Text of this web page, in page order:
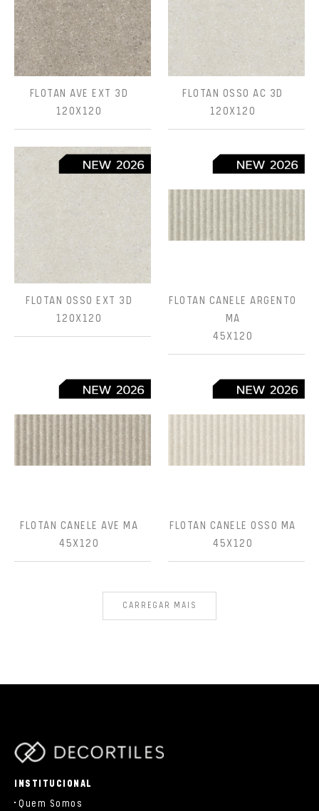
FLOTAN AVE EXT 3D
120X120
FLOTAN OSSO AC 3D
120X120
FLOTAN OSSO EXT 3D
120X120
FLOTAN CANELE ARGENTO
MA
45X120
FLOTAN CANELE AVE MA
45X120
FLOTAN CANELE OSSO MA
45X120
CARREGAR MAIS
INSTITUCIONAL
Quem Somos